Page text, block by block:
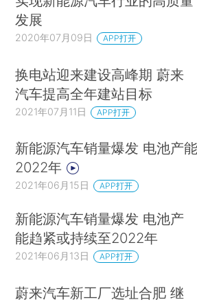
发展
2020年07月09日 APP打开
换电站迎来建设高峰期 蔚来
汽车提高全年建站目标
2021年07月11日 APP打开
新能源汽车销量爆发 电池产
2022年
2021年06月15日 APP打开
新能源汽车销量爆发 电池产
能趋紧或持续至2022年
2021年06月13日 APP打开
蔚来汽车新工厂选址合肥 继